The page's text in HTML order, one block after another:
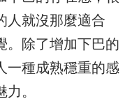
人就沒那麼適合
。除了增加下巴的
一種成熟穩重的感
。